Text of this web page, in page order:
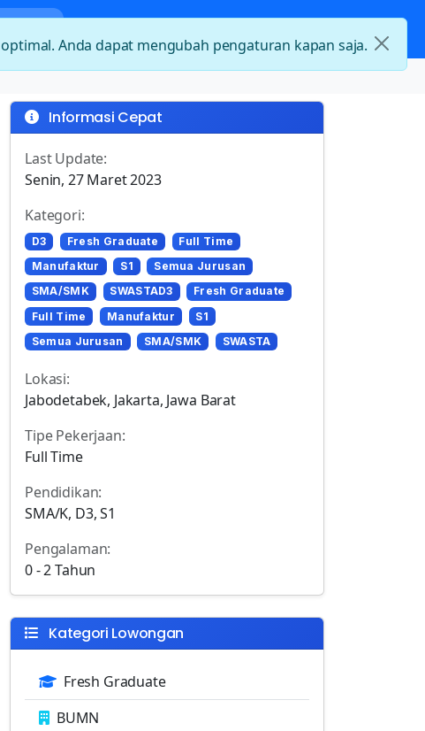
Informasi Cepat
Last Update:
Senin, 27 Maret 2023
Kategori:
D3 Fresh Graduate
Full Time
Manufaktur
S1
Semua Jurusan
SMA/SMK
SWASTAD3
Fresh Graduate
Full Time
Manufaktur
S1
Semua Jurusan
SMA/SMK SWASTA
Lokasi:
Jabodetabek, Jakarta, Jawa Barat
Tipe Pekerjaan:
Full Time
Pendidikan:
SMA/K, D3, S1
Pengalaman:
0 - 2 Tahun
Kategori Lowongan
Fresh Graduate
BUMN
Anda dapat mengubah pengaturan kapan saja.